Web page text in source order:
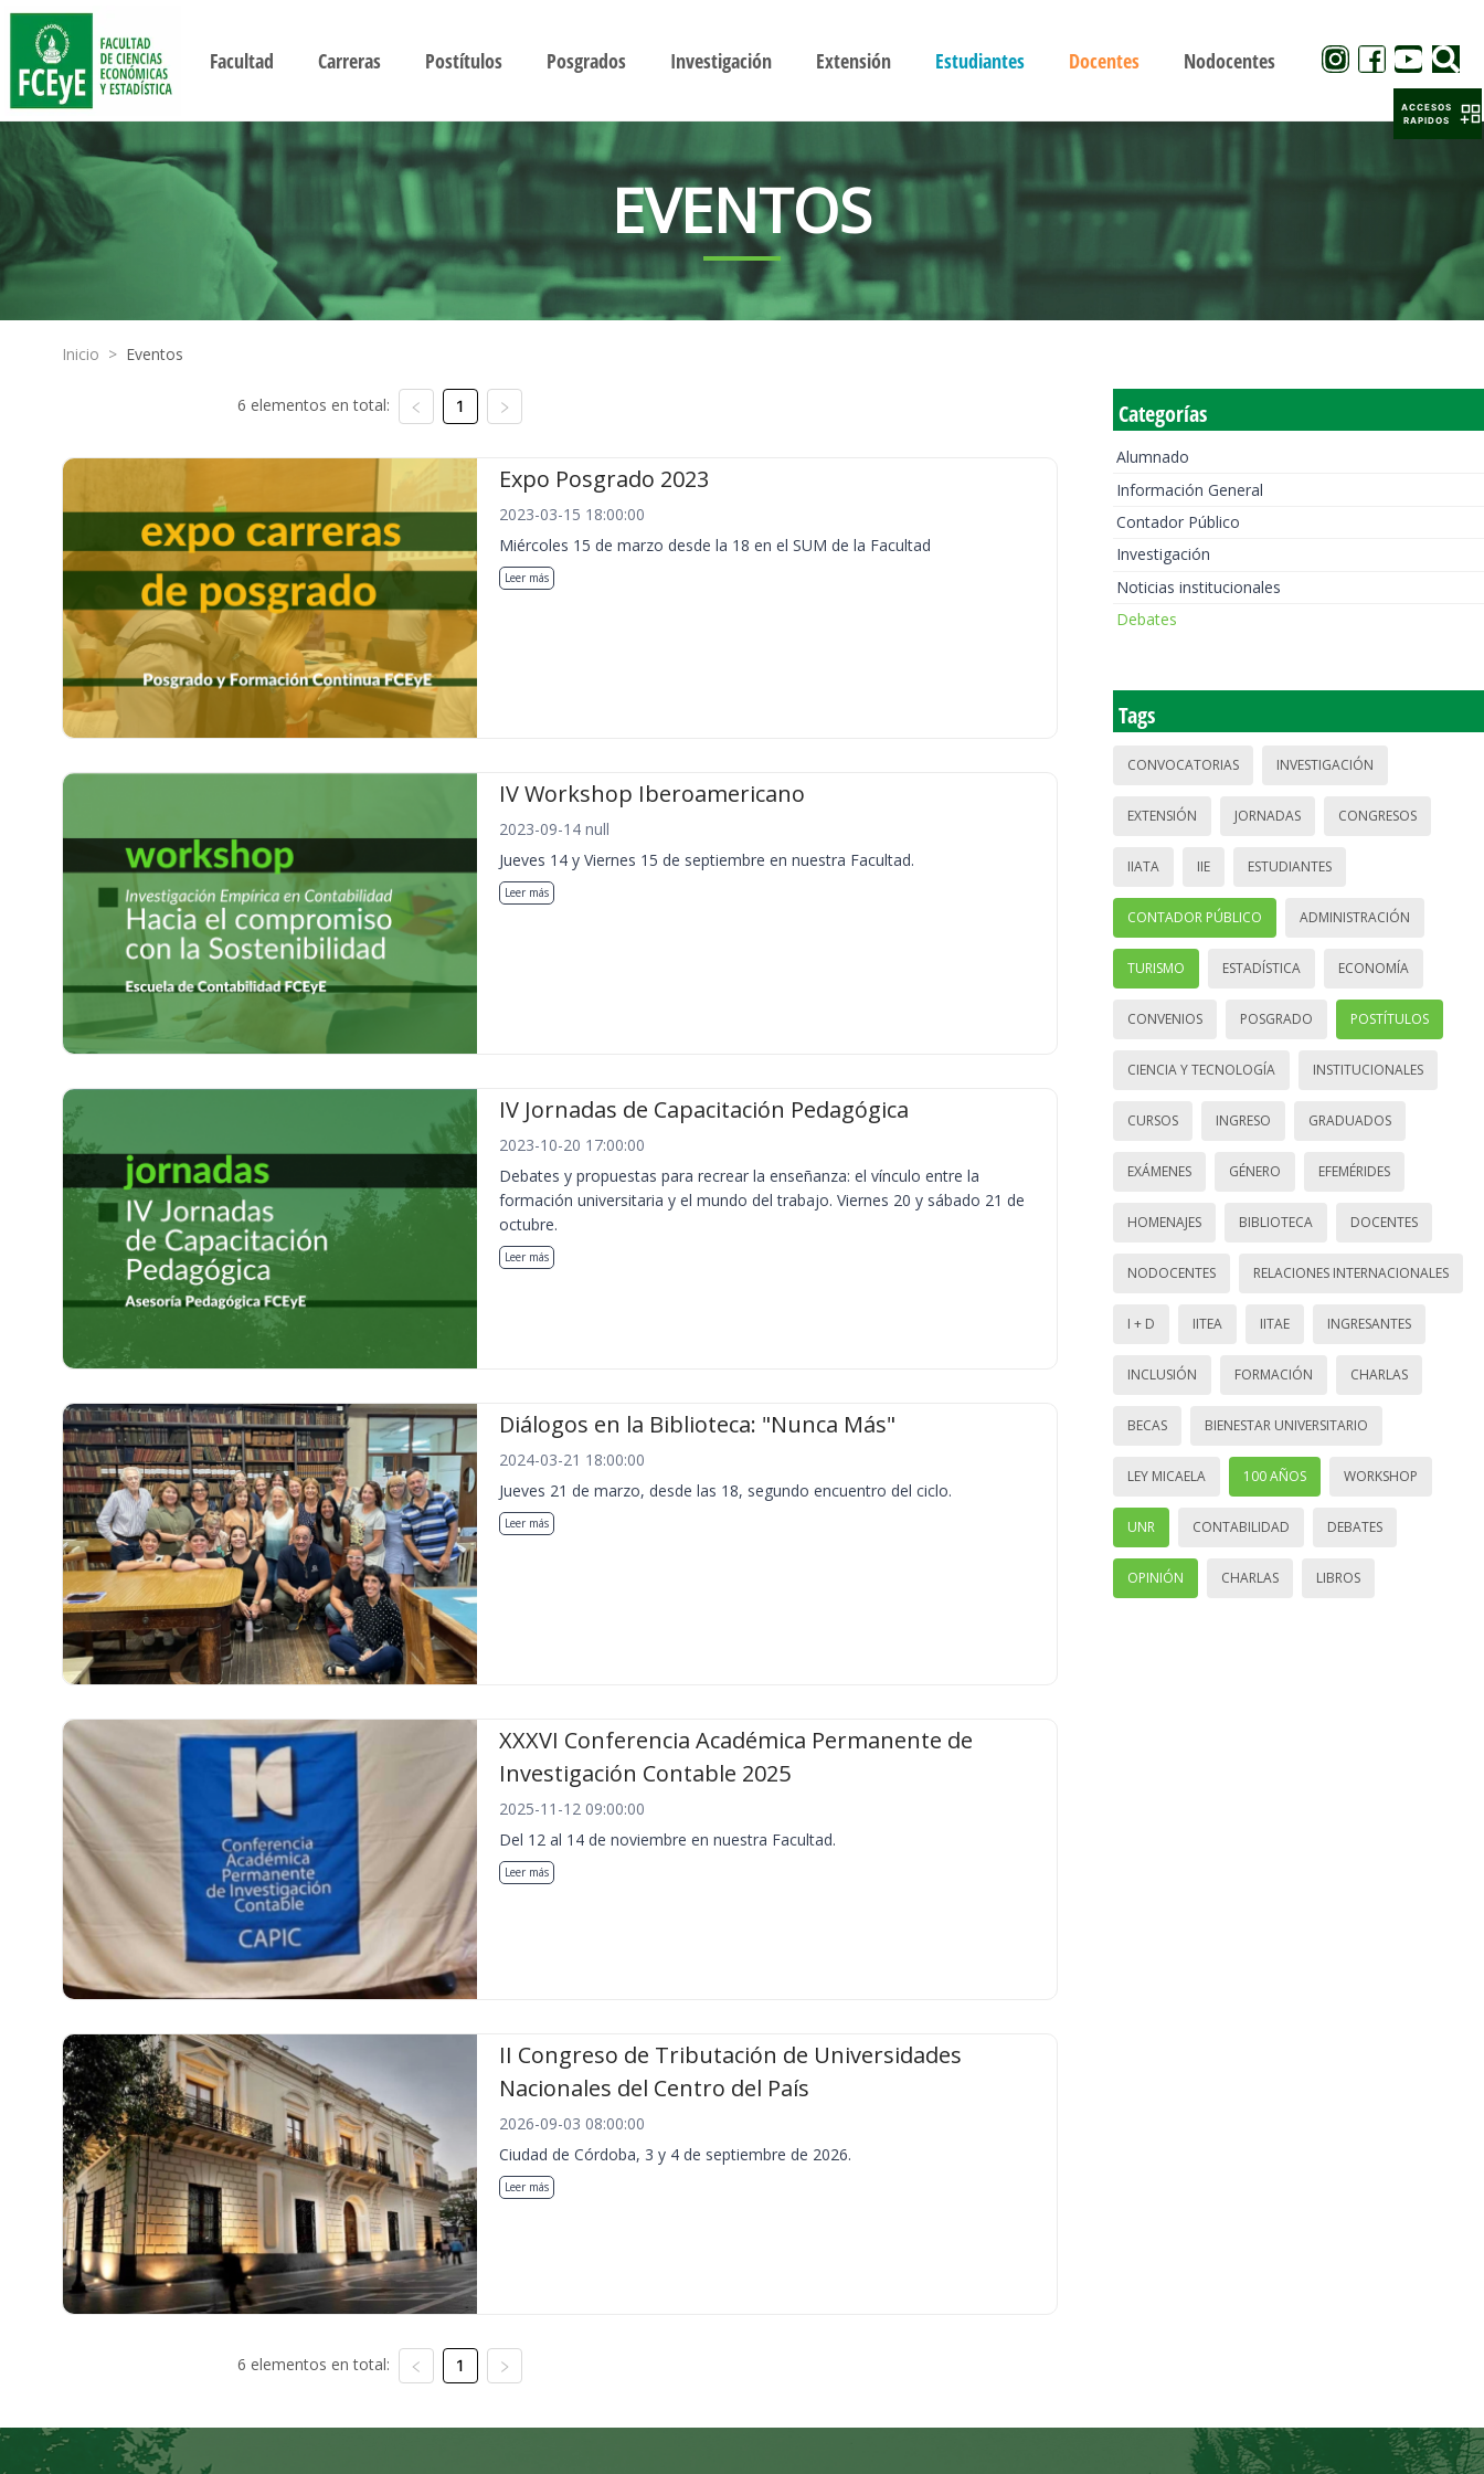
Facultad Carreras Postítulos Posgrados Investigación Extensión Estudiantes Docentes Nodocentes
EVENTOS
Inicio > Eventos
6 elementos en total: 1
Expo Posgrado 2023
2023-03-15 18:00:00
Miércoles 15 de marzo desde la 18 en el SUM de la Facultad
Leer más
IV Workshop Iberoamericano
2023-09-14 null
Jueves 14 y Viernes 15 de septiembre en nuestra Facultad.
Leer más
IV Jornadas de Capacitación Pedagógica
2023-10-20 17:00:00
Debates y propuestas para recrear la enseñanza: el vínculo entre la
formación universitaria y el mundo del trabajo. Viernes 20 y sábado 21 de
octubre.
Leer más
Diálogos en la Biblioteca: "Nunca Más"
2024-03-21 18:00:00
Jueves 21 de marzo, desde las 18, segundo encuentro del ciclo.
Leer más
XXXVI Conferencia Académica Permanente de
Investigación Contable 2025
2025-11-12 09:00:00
Del 12 al 14 de noviembre en nuestra Facultad.
Leer más
II Congreso de Tributación de Universidades
Nacionales del Centro del País
2026-09-03 08:00:00
Ciudad de Córdoba, 3 y 4 de septiembre de 2026.
Leer más
6 elementos en total: 1
Categorías
Alumnado
Información General
Contador Público
Investigación
Noticias institucionales
Debates
Tags
CONVOCATORIAS INVESTIGACIÓN
EXTENSIÓN JORNADAS CONGRESOS
IIATA IIE ESTUDIANTES
CONTADOR PÚBLICO ADMINISTRACIÓN
TURISMO ESTADÍSTICA ECONOMÍA
CONVENIOS POSGRADO POSTÍTULOS
CIENCIA Y TECNOLOGÍA INSTITUCIONALES
CURSOS INGRESO GRADUADOS
EXÁMENES GÉNERO EFEMÉRIDES
HOMENAJES BIBLIOTECA DOCENTES
NODOCENTES RELACIONES INTERNACIONALES
I + D IITEA IITAE INGRESANTES
INCLUSIÓN FORMACIÓN CHARLAS
BECAS BIENESTAR UNIVERSITARIO
LEY MICAELA 100 AÑOS WORKSHOP
UNR CONTABILIDAD DEBATES
OPINIÓN CHARLAS LIBROS
ACCESOS
RAPIDOS